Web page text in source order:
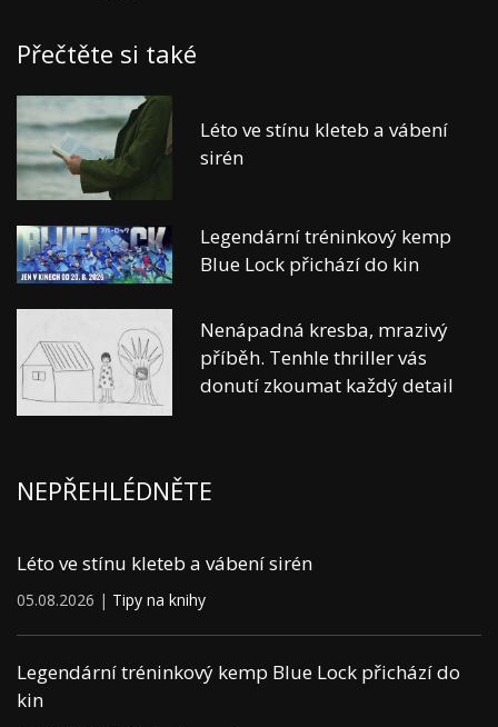
Přečtěte si také
Léto ve stínu kleteb a vábení
sirén
Legendární tréninkový kemp
Blue Lock přichází do kin
Nenápadná kresba, mrazivý
příběh. Tenhle thriller vás
donutí zkoumat každý detail
NEPŘEHLÉDNĚTE
Léto ve stínu kleteb a vábení sirén
05.08.2026 | Tipy na knihy
Legendární tréninkový kemp Blue Lock přichází do
kin